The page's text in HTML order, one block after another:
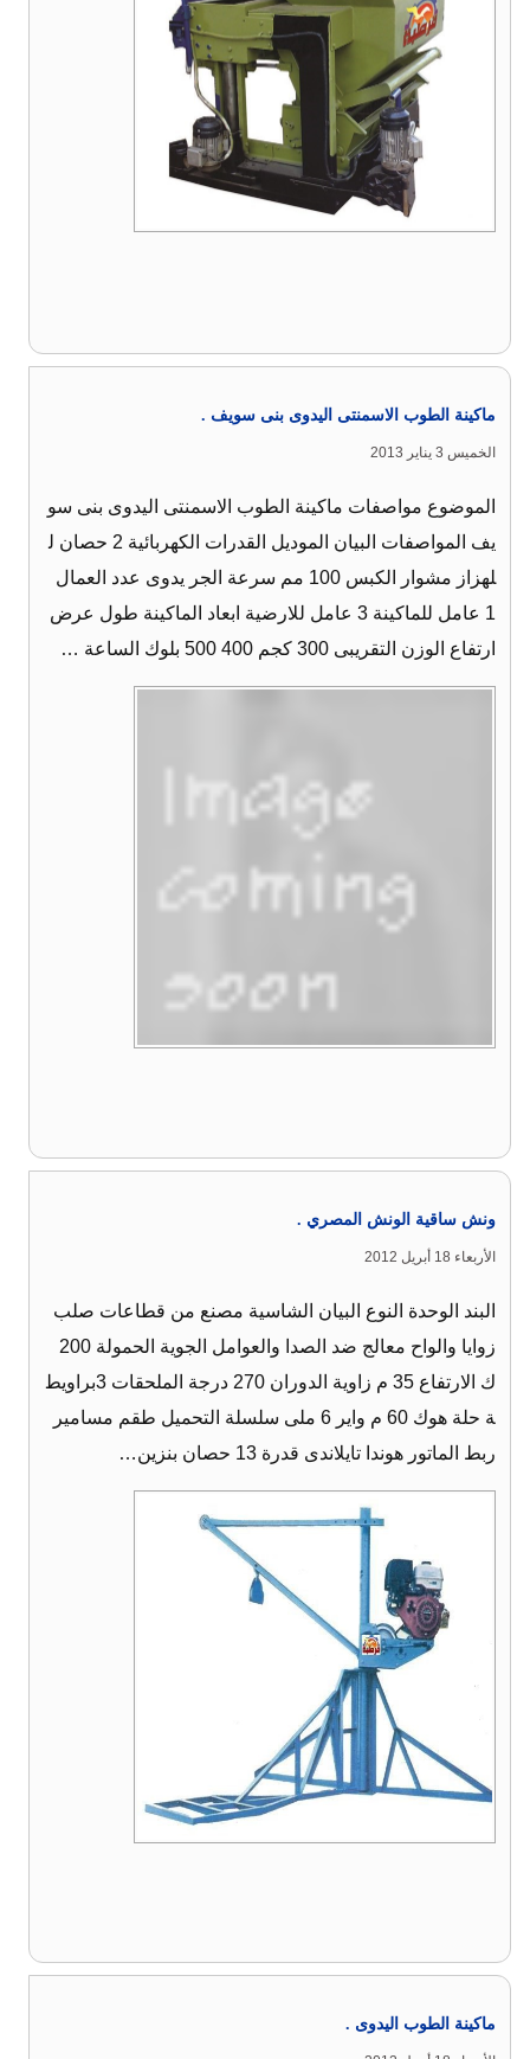
ماكينة الطوب الاسمنتى اليدوى بنى سويف .
الخميس 3 يناير 2013
الموضوع مواصفات ماكينة الطوب الاسمنتى اليدوى بنى سو
يف المواصفات البيان الموديل القدرات الكهربائية 2 حصان ل
لهزاز مشوار الكبس 100 مم سرعة الجر يدوى عدد العمال
1 عامل للماكينة 3 عامل للارضية ابعاد الماكينة طول عرض
ارتفاع الوزن التقريبى 300 كجم 400 500 بلوك الساعة …
ونش ساقية الونش المصري .
الأربعاء 18 أبريل 2012
البند الوحدة النوع البيان الشاسية مصنع من قطاعات صلب
زوايا والواح معالج ضد الصدا والعوامل الجوية الحمولة 200
ك الارتفاع 35 م زاوية الدوران 270 درجة الملحقات 3براويط
ة حلة هوك 60 م واير 6 ملى سلسلة التحميل طقم مسامير
ربط الماتور هوندا تايلاندى قدرة 13 حصان بنزين…
ماكينة الطوب اليدوى .